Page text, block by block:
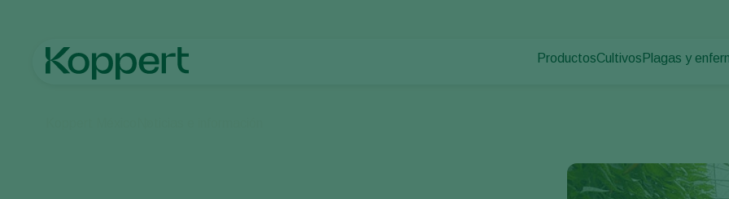
Productos
Aplicación
Monitoreo
Cultivos
Cultivos herbáceos
Plagas y